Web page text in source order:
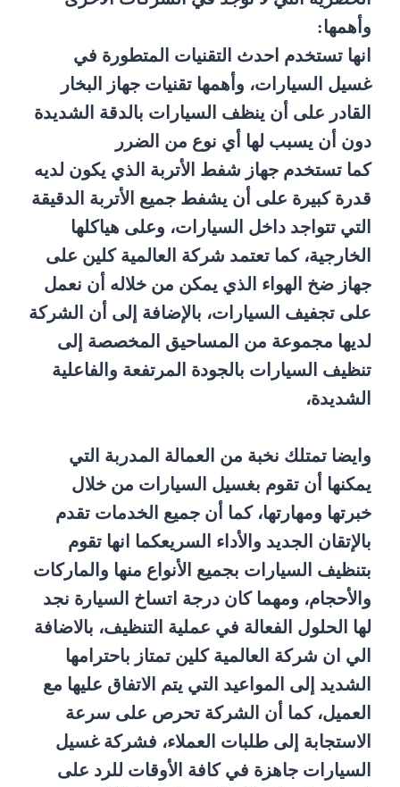
وأهمها:
انها تستخدم احدث التقنيات المتطورة في
غسيل السيارات، وأهمها تقنيات جهاز البخار
القادر على أن ينظف السيارات بالدقة الشديدة
دون أن يسبب لها أي نوع من الضرر
كما تستخدم جهاز شفط الأتربة الذي يكون لديه
قدرة كبيرة على أن يشفط جميع الأتربة الدقيقة
التي تتواجد داخل السيارات، وعلى هياكلها
الخارجية، كما تعتمد شركة العالمية كلين على
جهاز ضخ الهواء الذي يمكن من خلاله أن نعمل
على تجفيف السيارات، بالإضافة إلى أن الشركة
لديها مجموعة من المساحيق المخصصة إلى
تنظيف السيارات بالجودة المرتفعة والفاعلية
الشديدة،
وايضا تمتلك نخبة من العمالة المدربة التي
يمكنها أن تقوم بغسيل السيارات من خلال
خبرتها ومهارتها، كما أن جميع الخدمات تقدم
بالإتقان الجديد والأداء السريعكما انها تقوم
بتنظيف السيارات بجميع الأنواع منها والماركات
والأحجام، ومهما كان درجة اتساخ السيارة نجد
لها الحلول الفعالة في عملية التنظيف، بالاضافة
الي ان شركة العالمية كلين تمتاز باحترامها
الشديد إلى المواعيد التي يتم الاتفاق عليها مع
العميل، كما أن الشركة تحرص على سرعة
الاستجابة إلى طلبات العملاء، فشركة غسيل
السيارات جاهزة في كافة الأوقات للرد على